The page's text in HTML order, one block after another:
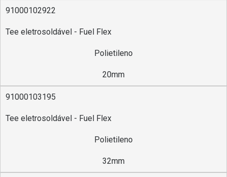
91000102922
Tee eletrosoldável - Fuel Flex
Polietileno
20mm
91000103195
Tee eletrosoldável - Fuel Flex
Polietileno
32mm